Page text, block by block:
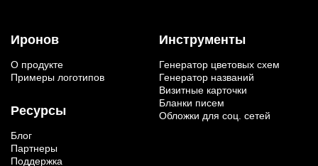
Иронов
О продукте
Примеры логотипов
Ресурсы
Блог
Партнеры
Поддержка
Инструменты
Генератор цветовых схем
Генератор названий
Визитные карточки
Бланки писем
Обложки для соц. сетей